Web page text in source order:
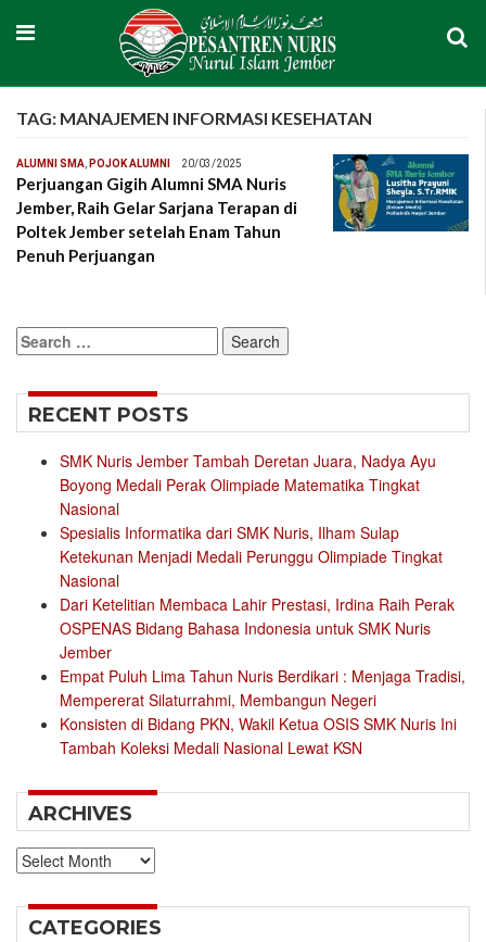
TAG: MANAJEMEN INFORMASI KESEHATAN
ALUMNI SMA, POJOK ALUMNI 20/03/2025
Perjuangan Gigih Alumni SMA Nuris
Jember, Raih Gelar Sarjana Terapan di
Poltek Jember setelah Enam Tahun
Penuh Perjuangan
Search
for:
RECENT POSTS
SMK Nuris Jember Tambah Deretan Juara, Nadya Ayu
Boyong Medali Perak Olimpiade Matematika Tingkat
Nasional
Spesialis Informatika dari SMK Nuris, Ilham Sulap
Ketekunan Menjadi Medali Perunggu Olimpiade Tingkat
Nasional
Dari Ketelitian Membaca Lahir Prestasi, Irdina Raih Perak
OSPENAS Bidang Bahasa Indonesia untuk SMK Nuris
Jember
Empat Puluh Lima Tahun Nuris Berdikari : Menjaga Tradisi,
Mempererat Silaturrahmi, Membangun Negeri
Konsisten di Bidang PKN, Wakil Ketua OSIS SMK Nuris Ini
Tambah Koleksi Medali Nasional Lewat KSN
ARCHIVES
Archives
CATEGORIES